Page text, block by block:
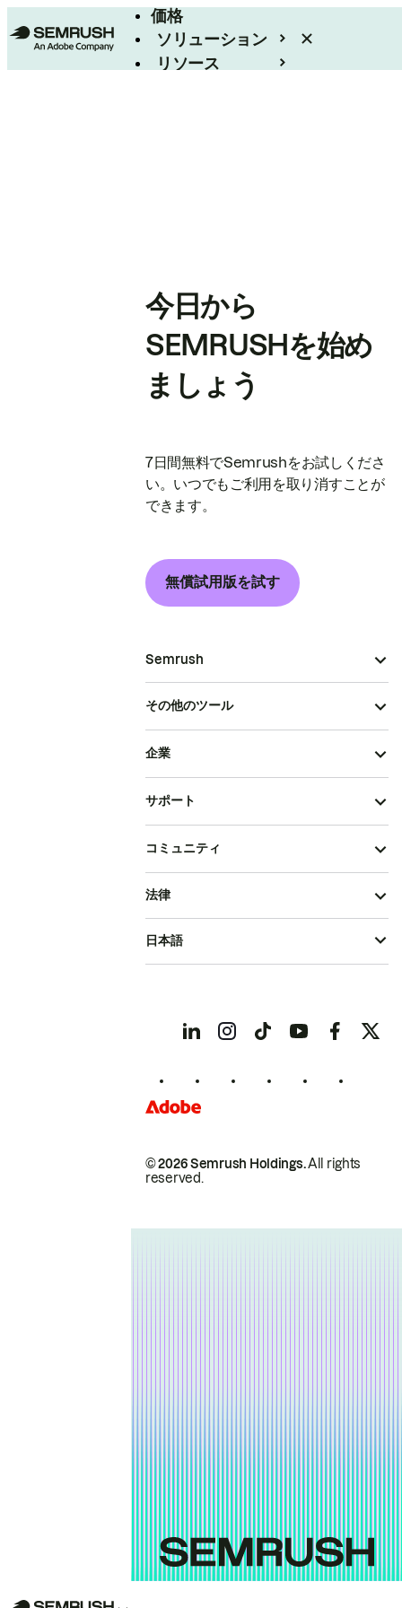
価格
ソリューション
リソース
今日から
SEMRUSHを始め
ましょう
7日間無料でSemrushをお試しくださ
い。いつでもご利用を取り消すことが
できます。
無償試用版を試す
Semrush
その他のツール
企業
サポート
コミュニティ
© 2026 Semrush Holdings.All rights
reserved.
法律
日本語